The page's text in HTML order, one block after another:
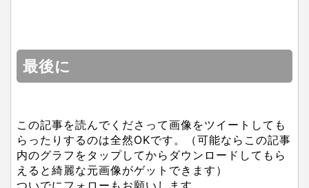
最後に
この記事を読んでくださって画像をツイートしても
らったりするのは全然OKです。（可能ならこの記事
内のグラフをタップしてからダウンロードしてもら
えると綺麗な元画像がゲットできます）